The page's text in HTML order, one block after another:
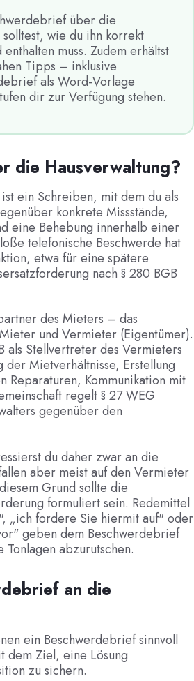
über die
wie du ihn korrekt
muss. Zudem erhältst
Tipps – inklusive
als Word-Vorlage
dir zur Verfügung stehen.
die Hausverwaltung?
ein Schreiben, mit dem du als
konkrete Missstände,
eine Behebung innerhalb einer
telefonische Beschwerde hat
etwa für eine spätere
nach § 280 BGB
des Mieters – das
und Vermieter (Eigentümer).
als Stellvertreter des Vermieters
Mietverhältnisse, Erstellung
Reparaturen, Kommunikation mit
regelt § 27 WEG
gegenüber den
du daher zwar an die
aber meist auf den Vermieter
Grund sollte die
formuliert sein. Redemittel
„ich fordere Sie hiermit auf" oder
geben dem Beschwerdebrief
abzurutschen.
an die
ein Beschwerdebrief sinnvoll
Ziel, eine Lösung
zu sichern.